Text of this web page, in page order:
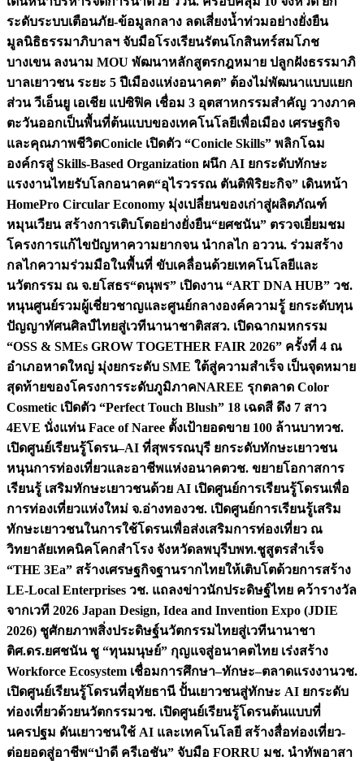
ระดับระบบเตือนภัย-ข้อมูลกลาง ลดเสี่ยงน้ำท่วมอย่างยั่งยืน
มูลนิธิธรรมาภิบาลฯ จับมือโรงเรียนรัตนโกสินทร์สมโภช
บางเขน ลงนาม MOU พัฒนาหลักสูตรกฎหมาย ปลูกฝังธรรมาภิ
บาลเยาวชน ระยะ 5 ปีเมืองแห่งอนาคต” ต้องไม่พัฒนาแบบแยก
ส่วน วีเอ็นยู เอเชีย แปซิฟิค เชื่อม 3 อุตสาหกรรมสำคัญ วางภาค
ตะวันออกเป็นพื้นที่ต้นแบบของเทคโนโลยีเพื่อเมือง เศรษฐกิจ
และคุณภาพชีวิตConicle เปิดตัว “Conicle Skills” พลิกโฉม
องค์กรสู่ Skills-Based Organization ผนึก AI ยกระดับทักษะ
แรงงานไทยรับโลกอนาคต“อุไรวรรณ ตันติพิริยะกิจ” เดินหน้า
HomePro Circular Economy มุ่งเปลี่ยนของเก่าสู่ผลิตภัณฑ์
หมุนเวียน สร้างการเติบโตอย่างยั่งยืน“ยศชนัน” ตรวจเยี่ยมชม
โครงการแก้ไขปัญหาความยากจน นำกลไก อววน. ร่วมสร้าง
กลไกความร่วมมือในพื้นที่ ขับเคลื่อนด้วยเทคโนโลยีและ
นวัตกรรม ณ จ.ยโสธร“ดนุพร” เปิดงาน “ART DNA HUB” วช.
หนุนศูนย์รวมผู้เชี่ยวชาญและศูนย์กลางองค์ความรู้ ยกระดับทุน
ปัญญาทัศนศิลป์ไทยสู่เวทีนานาชาติสสว. เปิดฉากมหกรรม
“OSS & SMEs GROW TOGETHER FAIR 2026” ครั้งที่ 4 ณ
อำเภอหาดใหญ่ มุ่งยกระดับ SME ใต้สู่ความสำเร็จ เป็นจุดหมาย
สุดท้ายของโครงการระดับภูมิภาคNAREE รุกตลาด Color
Cosmetic เปิดตัว “Perfect Touch Blush” 18 เฉดสี ดึง 7 สาว
4EVE นั่งแท่น Face of Naree ตั้งเป้ายอดขาย 100 ล้านบาทวช.
เปิดศูนย์เรียนรู้โดรน–AI ที่สุพรรณบุรี ยกระดับทักษะเยาวชน
หนุนการท่องเที่ยวและอาชีพแห่งอนาคตวช. ขยายโอกาสการ
เรียนรู้ เสริมทักษะเยาวชนด้วย AI เปิดศูนย์การเรียนรู้โดรนเพื่อ
การท่องเที่ยวแห่งใหม่ จ.อ่างทองวช. เปิดศูนย์การเรียนรู้เสริม
ทักษะเยาวชนในการใช้โดรนเพื่อส่งเสริมการท่องเที่ยว ณ
วิทยาลัยเทคนิคโคกสำโรง จังหวัดลพบุรีบพท.ชูสูตรสำเร็จ
“THE 3Ea” สร้างเศรษฐกิจฐานรากไทยให้เติบโตด้วยการสร้าง
LE-Local Enterprises วช. แถลงข่าวนักประดิษฐ์ไทย คว้ารางวัล
จากเวที 2026 Japan Design, Idea and Invention Expo (JDIE
2026) ชูศักยภาพสิ่งประดิษฐ์นวัตกรรมไทยสู่เวทีนานาชา
ติศ.ดร.ยศชนัน ชู “ทุนมนุษย์” กุญแจสู่อนาคตไทย เร่งสร้าง
Workforce Ecosystem เชื่อมการศึกษา–ทักษะ–ตลาดแรงงานวช.
เปิดศูนย์เรียนรู้โดรนที่อุทัยธานี ปั้นเยาวชนสู่ทักษะ AI ยกระดับ
ท่องเที่ยวด้วยนวัตกรรมวช. เปิดศูนย์เรียนรู้โดรนต้นแบบที่
นครปฐม ดันเยาวชนใช้ AI และเทคโนโลยี สร้างสื่อท่องเที่ยว-
ต่อยอดสู่อาชีพ“ป่าดี ครีเอชัน” จับมือ FORRU มช. นำทัพอาสา